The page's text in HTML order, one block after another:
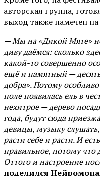
авторская группа,
выход также намечен
— Мы на «Дикой Мяте»
диву даёмся: сколько
какой-то совершенно
ещё и памятный —
добра». Потому
поле появилась ель в
нехитрое — дерево
года, будут сюда
девицы, музыку
расти себе и расти. И
правильное, потому что
Оттого и настроение
поделился